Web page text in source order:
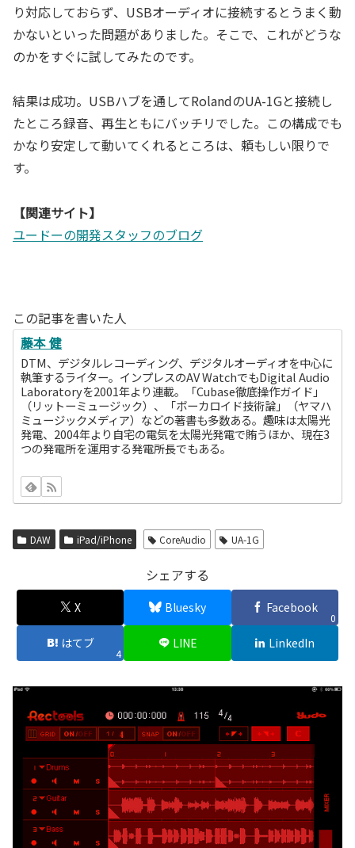
り対応しておらず、USBオーディオに接続するとうまく動
かないといった問題がありました。そこで、これがどうな
のかをすぐに試してみたのです。
結果は成功。USBハブを通してRolandのUA-1Gと接続し
たところ録音、再生ともにバッチリでした。この構成でも
かなり安定して動いてくれるところは、頼もしい限りで
す。
【関連サイト】
ユードーの開発スタッフのブログ
この記事を書いた人
藤本 健
DTM、デジタルレコーディング、デジタルオーディオを中心に
執筆するライター。インプレスのAV WatchでもDigital Audio
Laboratoryを2001年より連載。「Cubase徹底操作ガイド」
（リットーミュージック）、「ボーカロイド技術論」（ヤマハ
ミュージックメディア）などの著書も多数ある。趣味は太陽光
発電、2004年より自宅の電気を太陽光発電で賄うほか、現在3
つの発電所を運用する発電所長でもある。
DAW iPad/iPhone CoreAudio UA-1G
シェアする
X Bluesky Facebook
0
はてブ
4
LINE LinkedIn